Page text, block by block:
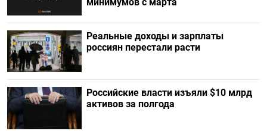
Реальные доходы и зарплаты
россиян перестали расти
Российские власти изъяли $10 млрд
активов за полгода